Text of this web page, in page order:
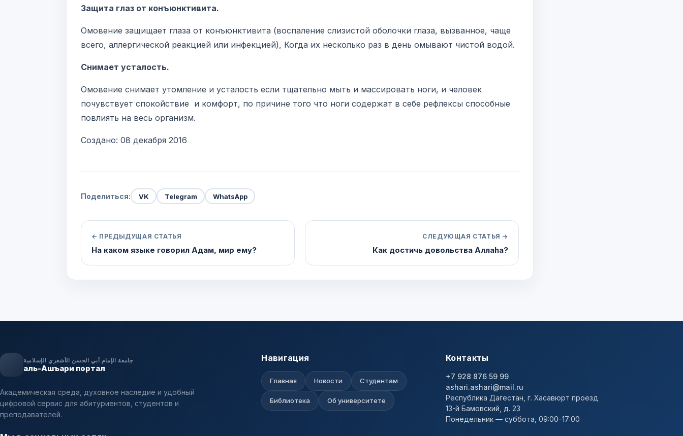
Защита глаз от конъюнктивита.
Омовение защищает глаза от конъюнктивита (воспаление слизистой оболочки глаза, вызванное, чаще
всего, аллергической реакцией или инфекцией), Когда их несколько раз в день омывают чистой водой.
Снимает усталость.
Омовение снимает утомление и усталость если тщательно мыть и массировать ноги, и человек
почувствует спокойствие и комфорт, по причине того что ноги содержат в себе рефлексы способные
повлиять на весь организм.
Создано: 08 декабря 2016
Поделиться: VK Telegram WhatsApp
← ПРЕДЫДУЩАЯ СТАТЬЯ
На каком языке говорил Адам, мир ему?
СЛЕДУЮЩАЯ СТАТЬЯ →
Как достичь довольства Аллаhа?
جامعة الإمام أبي الحسن الأشعري الإسلامية
аль-Ашъари портал
Академическая среда, духовное наследие и удобный
цифровой сервис для абитуриентов, студентов и
преподавателей.
Навигация
Главная Новости Студентам
Библиотека Об университете
Контакты
+7 928 876 59 99
ashari.ashari@mail.ru
Республика Дагестан, г. Хасавюрт проезд
13-й Бамовский, д. 23
Понедельник — суббота, 09:00–17:00